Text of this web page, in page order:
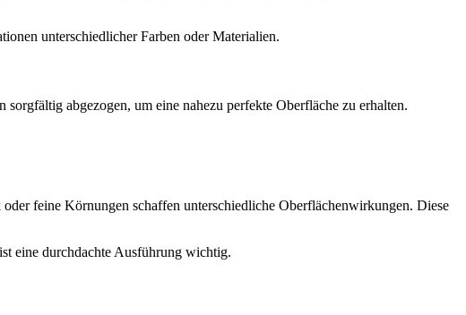
unterschiedlicher Farben oder Materialien.
abgezogen, um eine nahezu perfekte Oberfläche zu erhalten.
feine Körnungen schaffen unterschiedliche Oberflächenwirkungen. Diese
eine durchdachte Ausführung wichtig.